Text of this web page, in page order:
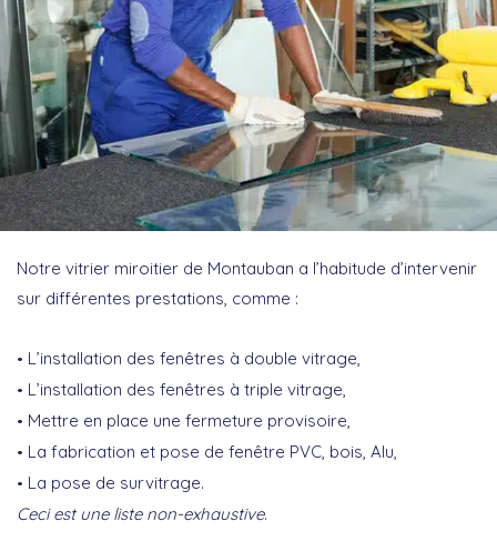
Notre vitrier miroitier de Montauban a l’habitude d’intervenir
sur différentes prestations, comme :
L’installation des fenêtres à double vitrage,
L’installation des fenêtres à triple vitrage,
Mettre en place une fermeture provisoire,
La fabrication et pose de fenêtre PVC, bois, Alu,
La pose de survitrage.
Ceci est une liste non-exhaustive.